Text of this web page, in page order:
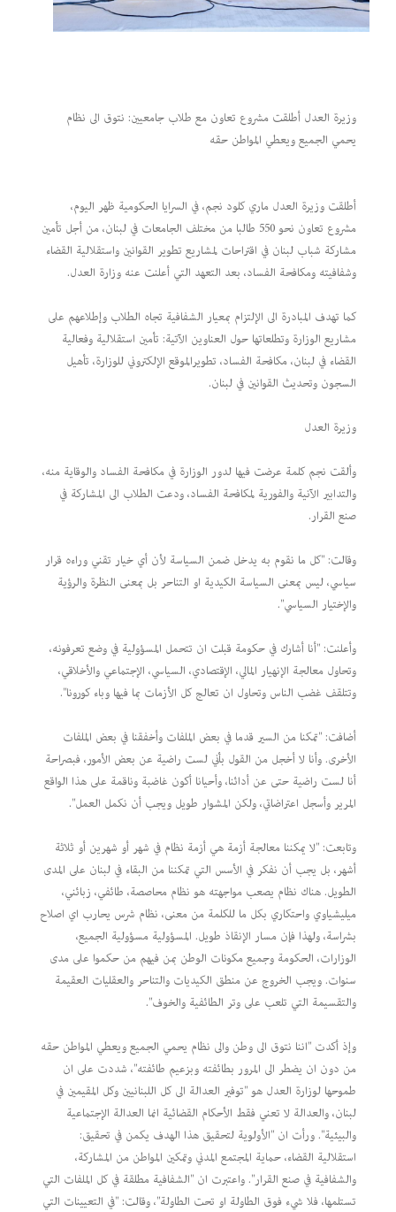
وزيرة العدل أطلقت مشروع تعاون مع طلاب جامعيين: نتوق الى نظام
يحمي الجميع ويعطي المواطن حقه
أطلقت وزيرة العدل ماري كلود نجم، في السرايا الحكومية ظهر اليوم،
مشروع تعاون نحو 550 طالبا من مختلف الجامعات في لبنان، من أجل تأمين
مشاركة شباب لبنان في اقتراحات لمشاريع تطوير القوانين واستقلالية القضاء
وشفافيته ومكافحة الفساد، بعد التعهد التي أعلنت عنه وزارة العدل.
كما تهدف المبادرة الى الإلتزام بمعيار الشفافية تجاه الطلاب وإطلاعهم على
مشاريع الوزارة وتطلعاتها حول العناوين الآتية: تأمين استقلالية وفعالية
القضاء في لبنان، مكافحة الفساد، تطويرالموقع الإلكتروني للوزارة، تأهيل
السجون وتحديث القوانين في لبنان.
وزيرة العدل
وألقت نجم كلمة عرضت فيها لدور الوزارة في مكافحة الفساد والوقاية منه،
والتدابير الآنية والفورية لمكافحة الفساد، ودعت الطلاب الى المشاركة في
صنع القرار.
وقالت: "كل ما نقوم به يدخل ضمن السياسة لأن أي خيار تقني وراءه قرار
سياسي، ليس بمعنى السياسة الكيدية او التناحر بل بمعنى النظرة والرؤية
والإختيار السياسي".
وأعلنت: "أنا أشارك في حكومة قبلت ان تتحمل المسؤولية في وضع تعرفونه،
وتحاول معالجة الإنهيار المالي، الإقتصادي، السياسي، الإجتماعي والأخلاقي،
وتتلقف غضب الناس وتحاول ان تعالج كل الأزمات بما فيها وباء كورونا".
أضافت: "تمكنا من السير قدما في بعض الملفات وأخفقنا في بعض الملفات
الأخرى. وأنا لا أخجل من القول بأني لست راضية عن بعض الأمور، فبصراحة
أنا لست راضية حتى عن أدائنا، وأحيانا أكون غاضبة وناقمة على هذا الواقع
المرير وأسجل اعتراضاتي، ولكن المشوار طويل ويجب أن نكمل العمل".
وتابعت: "لا يمكننا معالجة أزمة هي أزمة نظام في شهر أو شهرين أو ثلاثة
أشهر، بل يجب أن نفكر في الأسس التي تمكننا من البقاء في لبنان على المدى
الطويل. هناك نظام يصعب مواجهته هو نظام محاصصة، طائفي، زبائني،
ميليشياوي واحتكاري بكل ما للكلمة من معنى، نظام شرس يحارب اي اصلاح
بشراسة، ولهذا فإن مسار الإنقاذ طويل. المسؤولية مسؤولية الجميع،
الوزارات، الحكومة وجميع مكونات الوطن بمن فيهم من حكموا على مدى
سنوات. ويجب الخروج عن منطق الكيديات والتناحر والعقليات العقيمة
والتقسيمة التي تلعب على وتر الطائفية والخوف".
وإذ أكدت "اننا نتوق الى وطن والى نظام يحمي الجميع ويعطي المواطن حقه
من دون ان يضطر الى المرور بطائفته وبزعيم طائفته"، شددت على ان
طموحها لوزارة العدل هو "توفير العدالة الى كل اللبنانيين وكل المقيمين في
لبنان، والعدالة لا تعني فقط الأحكام القضائية انما العدالة الإجتماعية
والبيئية". ورأت ان "الأولوية لتحقيق هذا الهدف يكمن في تحقيق:
استقلالية القضاء، حماية المجتمع المدني وتمكين المواطن من المشاركة،
والشفافية في صنع القرار". واعتبرت ان "الشفافية مطلقة في كل الملفات التي
تستلمها، فلا شيء فوق الطاولة او تحت الطاولة"، وقالت: "في التعيينات التي